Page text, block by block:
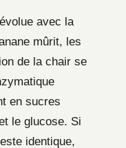
avec la
mûrit, les
de la chair se
en sucres
le glucose. Si
identique,